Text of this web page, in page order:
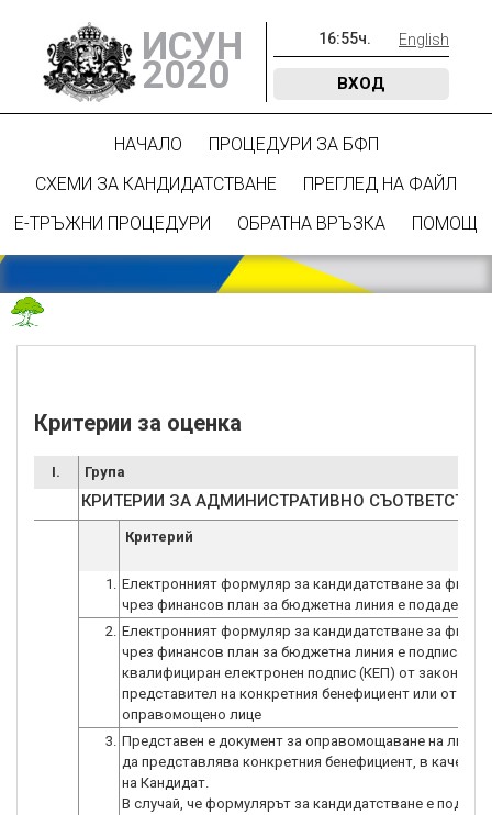
ИСУН
2020
16:55ч. English
ВХОД
НАЧАЛО
ПРОЦЕДУРИ ЗА БФП
СХЕМИ ЗА КАНДИДАТСТВАНЕ
ПРЕГЛЕД НА ФАЙЛ
Е-ТРЪЖНИ ПРОЦЕДУРИ
ОБРАТНА ВРЪЗКА ПОМОЩ
Критерии за оценка
I. Група
КРИТЕРИИ ЗА АДМИНИСТРАТИВНО
Критерий
1. Електронният формуляр за кандидатстване за
чрез финансов план за бюджетна линия е подаден в
2. Електронният формуляр за кандидатстване за
чрез финансов план за бюджетна линия е подписан с
квалифициран електронен подпис (КЕП) от законния
представител на конкретния бенефициент или от
оправомощено лице
3. Представен е документ за оправомощаване на
да представлява конкретния бенефициент, в
на Кандидат.
В случай, че формулярът за кандидатстване е